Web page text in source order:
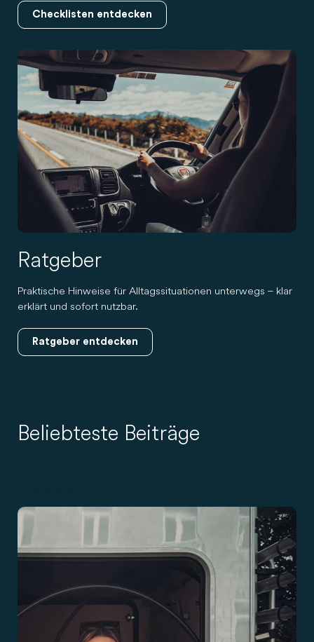
Checklisten entdecken
Ratgeber
Praktische Hinweise für Alltagssituationen unterwegs – klar
erklärt und sofort nutzbar.
Ratgeber entdecken
Beliebteste Beiträge